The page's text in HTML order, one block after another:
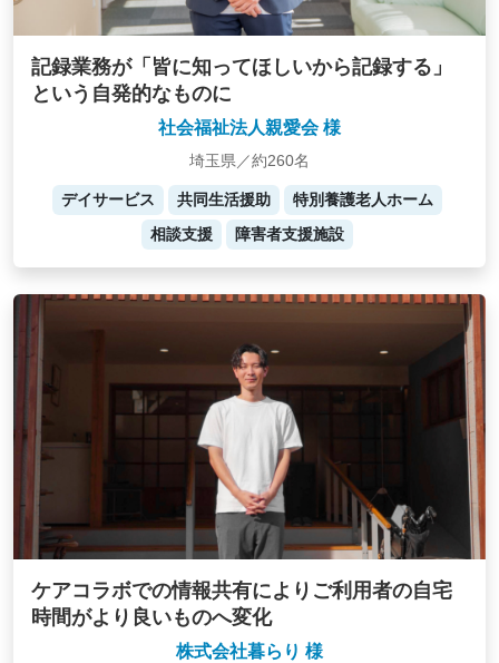
記録業務が「皆に知ってほしいから記録する」
という自発的なものに
社会福祉法人親愛会 様
埼玉県／約260名
デイサービス 共同生活援助
特別養護老人ホーム
相談支援
障害者支援施設
ケアコラボでの情報共有によりご利用者の自宅
時間がより良いものへ変化
株式会社暮らり 様